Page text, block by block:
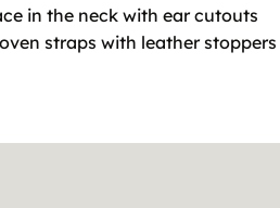
in the neck with ear cutouts
straps with leather stoppers